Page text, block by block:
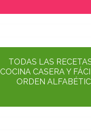
TODAS LAS
COCINA CASERA Y
ORDEN